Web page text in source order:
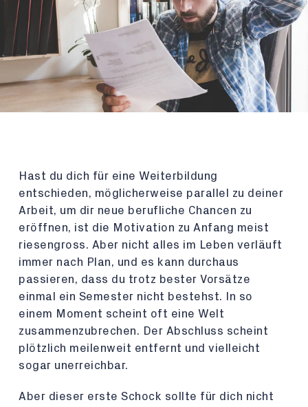
Hast du dich für eine Weiterbildung
entschieden, möglicherweise parallel zu deiner
Arbeit, um dir neue berufliche Chancen zu
eröffnen, ist die Motivation zu Anfang meist
riesengross. Aber nicht alles im Leben verläuft
immer nach Plan, und es kann durchaus
passieren, dass du trotz bester Vorsätze
einmal ein Semester nicht bestehst. In so
einem Moment scheint oft eine Welt
zusammenzubrechen. Der Abschluss scheint
plötzlich meilenweit entfernt und vielleicht
sogar unerreichbar.
Aber dieser erste Schock sollte für dich nicht